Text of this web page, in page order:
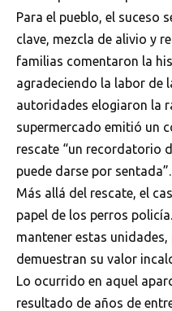
Para el pueblo, el suceso
clave, mezcla de alivio y
familias comentaron la
agradeciendo la labor de
autoridades elogiaron la
supermercado emitió un
rescate “un recordatorio
puede darse por sentada”.
Más allá del rescate, el
papel de los perros
mantener estas
demuestran su valor
Lo ocurrido en aquel
resultado de años de